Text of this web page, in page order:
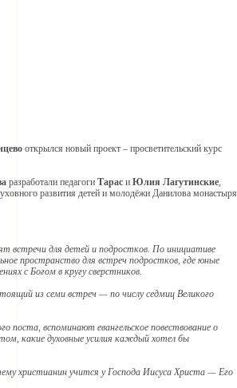
открылся новый проект – просветительский курс
разработали педагоги Тарас и Юлия Лагутинские,
развития детей и молодёжи Данилова монастыря
встречи для детей и подростков. По инициативе
пространство для встреч подростков, где юные
с Богом в кругу сверстников.
из семи встреч — по числу седмиц Великого
поста, вспоминают евангельское повествование о
какие духовные усилия каждый хотел бы
христианин учится у Господа Иисуса Христа — Его